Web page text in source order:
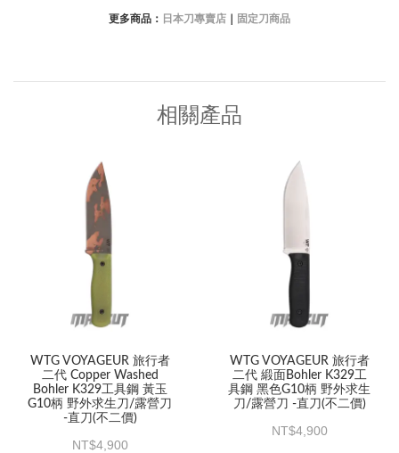
更多商品： 日本刀專賣店 固定刀商品
相關產品
WTG VOYAGEUR 旅行者
二代 Copper Washed
Bohler K329工具鋼 黃玉
G10柄 野外求生刀/露營刀
-直刀(不二價)
4,900
WTG VOYAGEUR 旅行者
二代 緞面Bohler K329工
具鋼 黑色G10柄 野外求生
刀/露營刀 -直刀(不二價)
4,900